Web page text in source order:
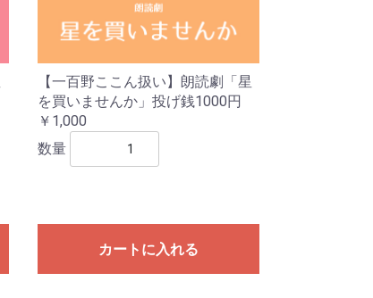
【一百野ここん扱い】朗読劇「星
を買いませんか」投げ銭1000円
￥1,000
数量
カートに入れる